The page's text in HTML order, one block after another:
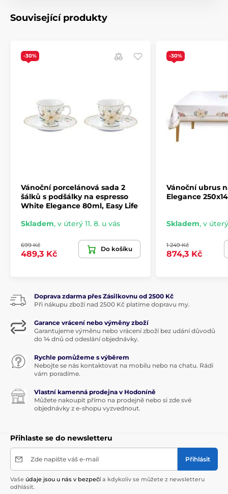
WHITE ELEGANCE WHITE ELEGANCE
Související produkty
-30%
Vánoční porcelánová sada 2
šálků s podšálky na espresso
White Elegance 80ml, Easy Life
Skladem, v úterý 11. 8. u vás
699 Kč
489,3 Kč
Do košíku
-30%
Vánoční ubrus
Elegance
Skladem, v úterý
1 249 Kč
874,3 Kč
Doprava zdarma přes Zásilkovnu od 2500 Kč
Při nákupu zboží nad 2500 Kč platíme dopravu my.
Garance vrácení nebo výměny zboží
Garantujeme výměnu nebo vrácení zboží bez udání důvodů
do 14 dnů od odeslání objednávky.
Rychle pomůžeme s výběrem
Nebojte se nás kontaktovat na mobilu nebo na chatu. Rádi
vám poradíme.
Vlastní kamenná prodejna v Hodoníně
Můžete nakoupit přímo na prodejně nebo si zde své
objednávky z e-shopu vyzvednout.
Přihlaste se do newsletteru
Zde napište váš e-mail Přihlásit
Vaše údaje jsou u nás v bezpečí a kdykoliv se můžete z newsletteru
odhlásit.